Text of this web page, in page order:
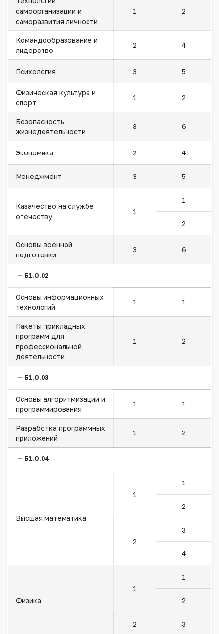
самоорганизации и
саморазвития личности
1 2
Командообразование и
лидерство
2 4
Психология 3 5
Физическая культура и
спорт
1 2
Безопасность
жизнедеятельности
3 6
Экономика 2 4
Менеджмент 3 5
Казачество на службе
отечеству
1
1
2
Основы военной
подготовки
3 6
Б1.О.02
Основы информационных
технологий
1 1
Пакеты прикладных
программ для
профессиональной
деятельности
1 2
Б1.О.03
Основы алгоритмизации и
программирования
1 1
Разработка программных
приложений
1 2
Б1.О.04
Высшая математика
1
1
2
2
3
4
Физика
1
1
2
2 3